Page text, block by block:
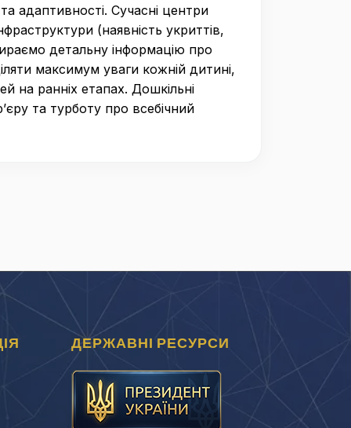
адаптивності. Сучасні центри
(наявність укриттів,
детальну інформацію про
максимум уваги кожній дитині,
на ранніх етапах. Дошкільні
та турботу про всебічний
ДЕРЖАВНІ РЕСУРСИ